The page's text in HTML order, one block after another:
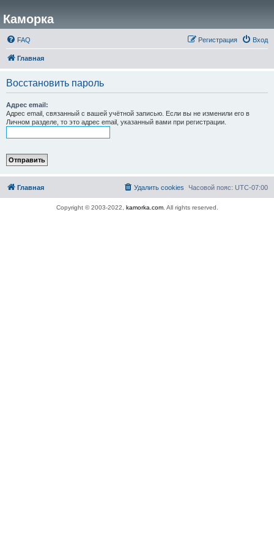
Каморка
FAQ Вход
Регистрация
Главная
Восстановить пароль
Адрес email:
Адрес email, связанный с вашей учётной записью. Если вы не изменили его в
Личном разделе, то это адрес email, указанный вами при регистрации.
Главная Часовой пояс: UTC-07:00
Удалить cookies
Copyright © 2003-2022, kamorka.com. All rights reserved.